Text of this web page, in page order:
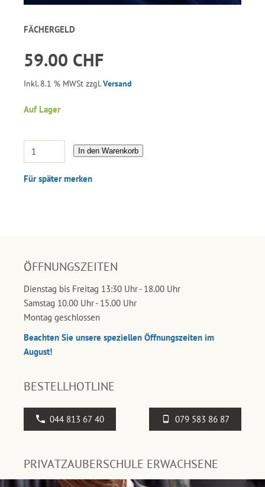
FÄCHERGELD
59.00 CHF
Inkl. 8.1 % MWSt zzgl.Versand
Auf Lager
In den Warenkorb
Für später merken
ÖFFNUNGSZEITEN
Dienstag bis Freitag 13:30 Uhr - 18.00 Uhr
Samstag 10.00 Uhr - 15.00 Uhr
Montag geschlossen
Beachten Sie unsere speziellen Öffnungszeiten im
August!
BESTELLHOTLINE
044 813 67 40 079 583 86 87
PRIVATZAUBERSCHULE ERWACHSENE